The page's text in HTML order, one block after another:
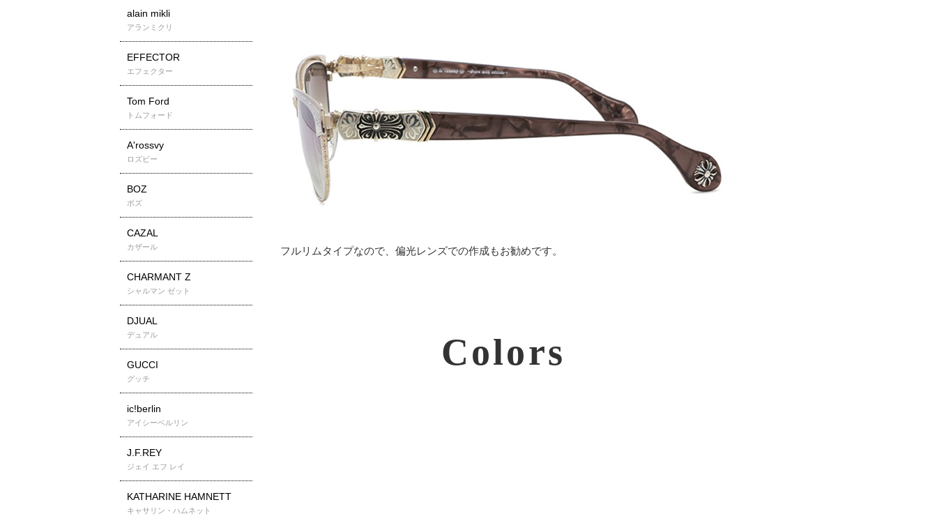
alain mikli
アランミクリ
EFFECTOR
エフェクター
Tom Ford
トムフォード
A'rossvy
ロズビー
BOZ
ボズ
CAZAL
カザール
CHARMANT Z
シャルマン ゼット
DJUAL
デュアル
GUCCI
グッチ
ic!berlin
アイシーベルリン
J.F.REY
ジェイ エフ レイ
KATHARINE HAMNETT
キャサリン・ハムネット